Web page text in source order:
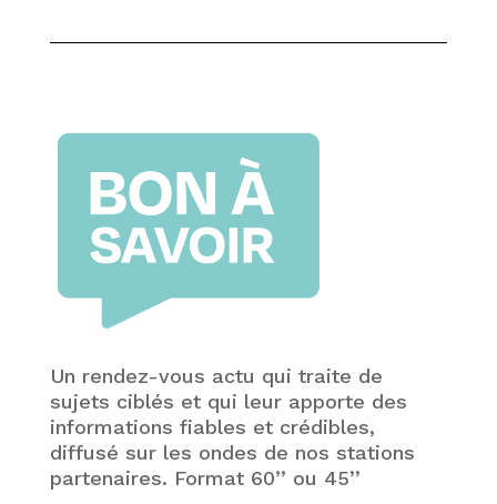
Un rendez-vous actu qui traite de
sujets ciblés et qui leur apporte des
informations fiables et crédibles,
diffusé sur les ondes de nos stations
partenaires. Format 60’’ ou 45’’